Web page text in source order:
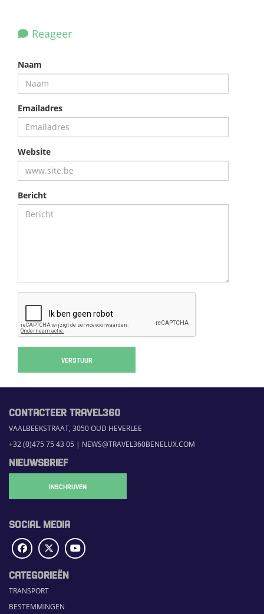
Reageer
Naam
Emailadres
Website
Bericht
VERSTUUR
CONTACTEER TRAVEL360
VAALBEEKSTRAAT, 3050 OUD HEVERLEE
+32 (0)475 75 43 05 | NEWS@TRAVEL360BENELUX.COM
NIEUWSBRIEF
INSCHRIJVEN
SOCIAL MEDIA
CATEGORIEËN
TRANSPORT
BESTEMMINGEN